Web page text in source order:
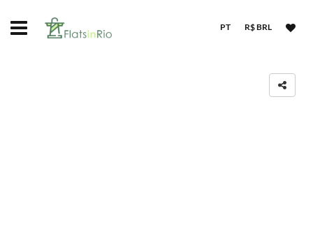
PT R$ BRL